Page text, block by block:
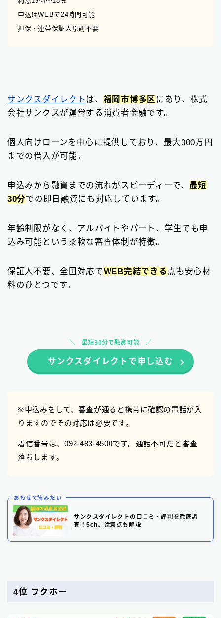
申込はWEBで24時間可能
担保・連帯保証人原則不要
サンクスダイレクト は、 福岡市博多区 にあり、株式
会社サンクスが運営する消費者金融です。
個人向けローンを中心に提供しており、最大300万円
までの借入が可能。
申込みから融資までの流れがスピーディーで、 最短
30分での即日融資にも対応しています。
年齢制限がなく、アルバイトやパート、学生でも申
込み可能という柔軟な審査体制が特徴。
保証人不要、全国対応でWEB完結できる 点も安心材
料のひとつです。
最短30分で融資可能
サンクスダイレクトで申し込む
※申込みをして、審査が通ると携帯に確認の電話が入
りますのでその対応は必要です。
着信番号は、092-483-4500です。通話不可だと審査
落ちします。
あわせて読みたい
サンクスダイレクトの口コミ・評判を徹底調
査！5ch、注意点も解説
4位 フクホー